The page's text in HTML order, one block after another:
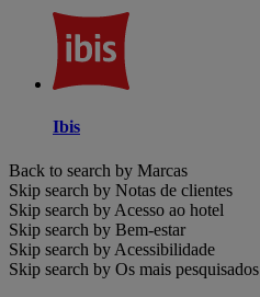
Ibis
Back to search by Marcas
Skip search by Notas de clientes
Skip search by Acesso ao hotel
Skip search by Bem-estar
Skip search by Acessibilidade
Skip search by Os mais pesquisados